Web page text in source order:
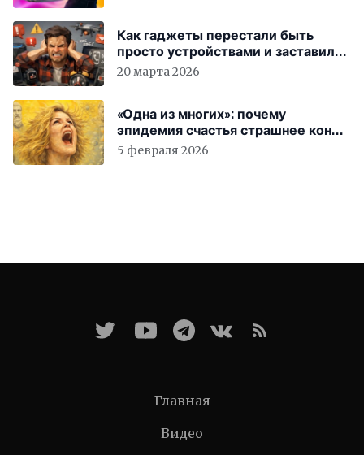
Как гаджеты перестали быть
просто устройствами и заставили
вас бесплатно работать
20 марта 2026
«Одна из многих»: почему
эпидемия счастья страшнее конца
света
5 февраля 2026
Главная
Видео